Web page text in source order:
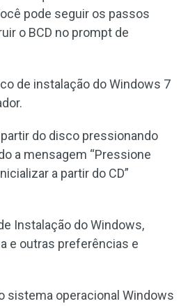
pode seguir os passos
o BCD no prompt de
de instalação do Windows 7
do disco pressionando
a mensagem “Pressione
a partir do CD”
Instalação do Windows,
e outras preferências e
sistema operacional Windows